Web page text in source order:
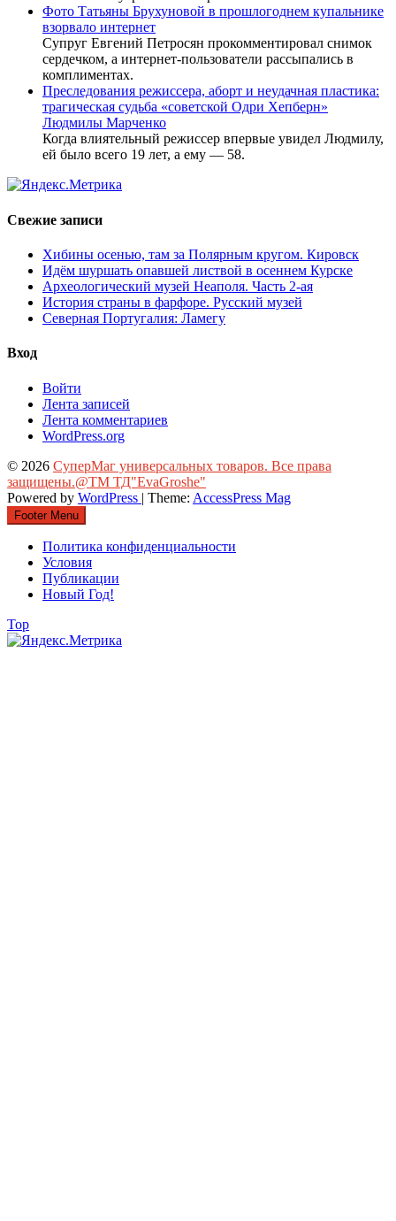
Фото Татьяны Брухуновой в прошлогоднем купальнике
взорвало интернет
Супруг Евгений Петросян прокомментировал снимок
сердечком, а интернет-пользователи рассыпались в
комплиментах.
Преследования режиссера, аборт и неудачная пластика:
трагическая судьба «советской Одри Хепберн»
Людмилы Марченко
Когда влиятельный режиссер впервые увидел Людмилу,
ей было всего 19 лет, а ему — 58.
Свежие записи
Хибины осенью, там за Полярным кругом. Кировск
Идём шуршать опавшей листвой в осеннем Курске
Археологический музей Неаполя. Часть 2-ая
История страны в фарфоре. Русский музей
Северная Португалия: Ламегу
Вход
Войти
Лента записей
Лента комментариев
WordPress.org
© 2026 СуперМаг универсальных товаров. Все права
защищены.@ТМ ТД"EvaGroshe"
Powered by WordPress | Theme: AccessPress Mag
Footer Menu
Политика конфиденциальности
Условия
Публикации
Новый Год!
Top